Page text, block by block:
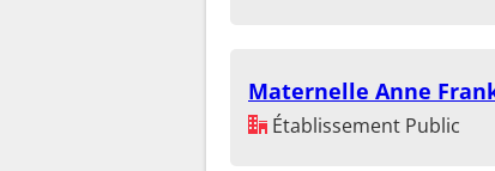
Maternelle Anne
Établissement Public